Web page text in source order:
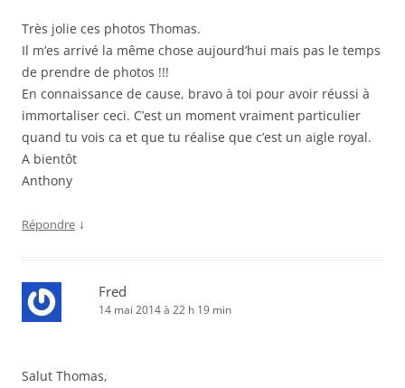
Très jolie ces photos Thomas.
Il m’es arrivé la même chose aujourd’hui mais pas le temps
de prendre de photos !!!
En connaissance de cause, bravo à toi pour avoir réussi à
immortaliser ceci. C’est un moment vraiment particulier
quand tu vois ca et que tu réalise que c’est un aigle royal.
A bientôt
Anthony
Répondre ↓
Fred
14 mai 2014 à 22 h 19 min
Salut Thomas,